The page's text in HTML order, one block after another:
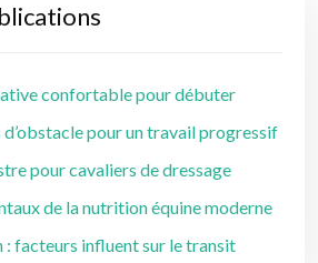
confortable pour débuter
d’obstacle pour un travail progressif
pour cavaliers de dressage
de la nutrition équine moderne
: facteurs influent sur le transit